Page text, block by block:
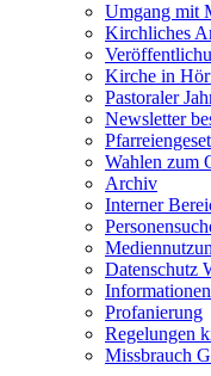
Umgang mit
Kirchliches
Kirche in
Pastoraler
Newsletter
Wahlen zum
Archiv
Interner
Datenschutz
Profanierung
Regelungen
Missbrauch